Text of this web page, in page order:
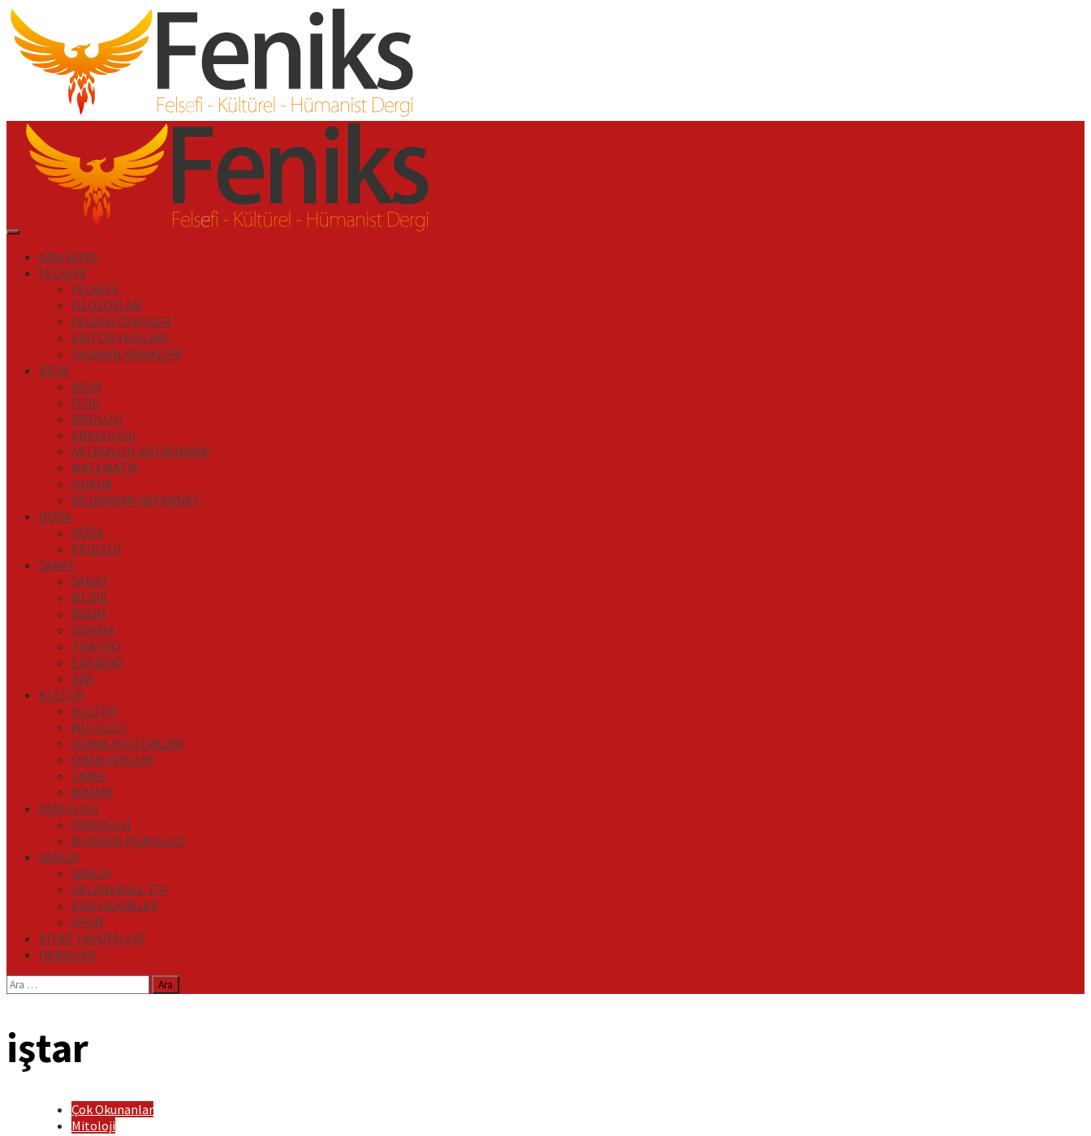
İçeriği
Geç
Primary
ANA SAYFA
FELSEFE
FELSEFE
FİLOZOFLAR
FELSEFİ ÖYKÜLER
EDİTÖR YAZILARI
YAŞAMIN RENKLERİ
BİLİM
BİLİM
FİZİK
BİYOLOJİ
ARKEOLOJİ
ASTROLOJİ-ASTRONOMİ
MATEMATİK
HUKUK
BİLGİSAYAR-İNTERNET
DOĞA
DOĞA
EKOLOJİ
SANAT
SANAT
MÜZİK
RESİM
SİNEMA
TİYATRO
EDEBİYAT
ŞİİR
KÜLTÜR
KÜLTÜR
MİTOLOJİ
DÜNYA KÜLTÜRLERİ
ÖREN YERLERİ
TARİH
MİMARİ
PSİKOLOJİ
PSİKOLOJİ
MODERN PSİKOLOJİ
SAĞLIK
SAĞLIK
GELENEKSEL TIP
ESKİ HEKİMLER
SPOR
KİTAP TAVSİYELERİ
DERGİLER
Arama:
iştar
Çok Okunanlar
Mitoloji